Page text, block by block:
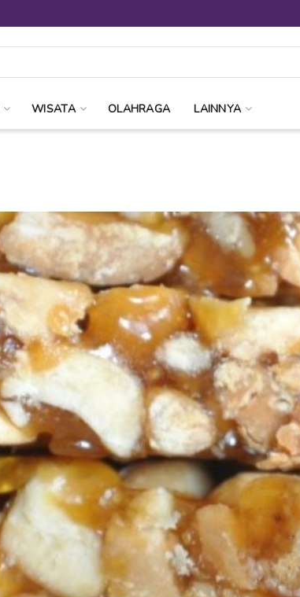
WISATA OLAHRAGA LAINNYA